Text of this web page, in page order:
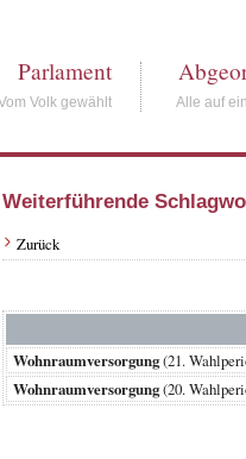
Parlament
Volk gewählt Alle auf
Weiterführende
Zurück
Wohnraumversorgung(21.
Wohnraumversorgung(20.